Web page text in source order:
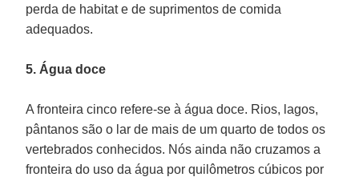
perda de habitat e de suprimentos de comida
adequados.
5. Água doce
A fronteira cinco refere-se à água doce. Rios, lagos,
pântanos são o lar de mais de um quarto de todos os
vertebrados conhecidos. Nós ainda não cruzamos a
fronteira do uso da água por quilômetros cúbicos por